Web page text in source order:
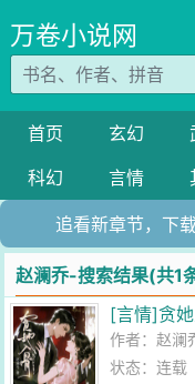
万卷小说网
首页 玄幻
科幻
言情
追看新章节，下
赵澜乔-搜索结果(共1
[言情]贪
作者：赵澜
状态：连载